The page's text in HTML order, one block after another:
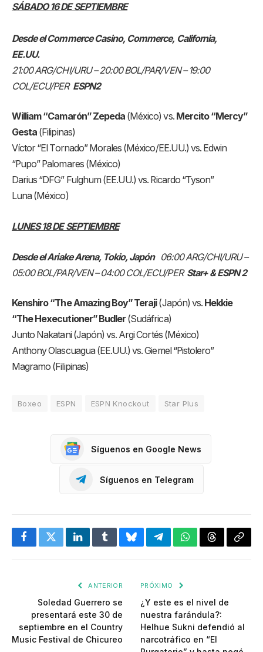
SÁBADO 16 DE SEPTIEMBRE
Desde el Commerce Casino, Commerce, California,
EE.UU.
21:00 ARG/CHI/URU – 20:00 BOL/PAR/VEN – 19:00
COL/ECU/PER ESPN2
William “Camarón” Zepeda (México) vs. Mercito “Mercy”
Gesta (Filipinas)
Víctor “El Tornado” Morales (México/EE.UU.) vs. Edwin
“Pupo” Palomares (México)
Darius “DFG” Fulghum (EE.UU.) vs. Ricardo “Tyson”
Luna (México)
LUNES 18 DE SEPTIEMBRE
Desde el Ariake Arena, Tokio, Japón 06:00 ARG/CHI/URU –
05:00 BOL/PAR/VEN – 04:00 COL/ECU/PER Star+ & ESPN 2
Kenshiro “The Amazing Boy” Teraji(Japón) vs. Hekkie
“The Hexecutioner” Budler (Sudáfrica)
Junto Nakatani (Japón) vs. Argi Cortés (México)
Anthony Olascuagua (EE.UU.) vs. Giemel “Pistolero”
Magramo (Filipinas)
Boxeo ESPN ESPN Knockout Star Plus
Síguenos en Google News
Síguenos en Telegram
FacebookTwitterLinkedInTumblrBlueskyTelegramWhatsApp
Threads
ANTERIOR
Soledad Guerrero se
presentará este 30 de
septiembre en el Country
Music Festival de Chicureo
PRÓXIMO
¿Y este es el nivel de
nuestra farándula?:
Helhue Sukni defendió al
narcotráfico en “El